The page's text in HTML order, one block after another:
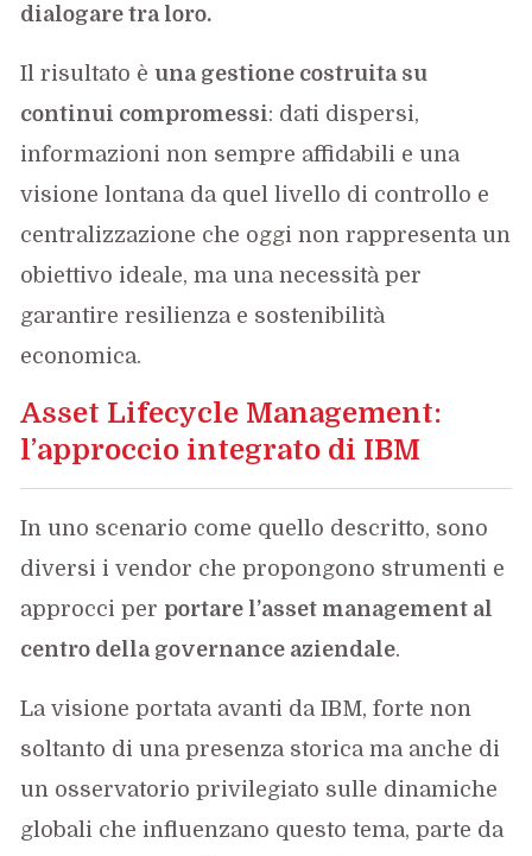
dialogare tra loro.
Il risultato èuna gestione costruita su
continui compromessi: dati dispersi,
informazioni non sempre affidabili e una
visione lontana da quel livello di controllo e
centralizzazione che oggi non rappresenta un
obiettivo ideale, ma una necessità per
garantire resilienza e sostenibilità
economica.
Asset Lifecycle Management:
l’approccio integrato di IBM
In uno scenario come quello descritto, sono
diversi i vendor che propongono strumenti e
approcci per portare l’asset management al
centro della governance aziendale.
La visione portata avanti da IBM, forte non
soltanto di una presenza storica ma anche di
un osservatorio privilegiato sulle dinamiche
globali che influenzano questo tema, parte da